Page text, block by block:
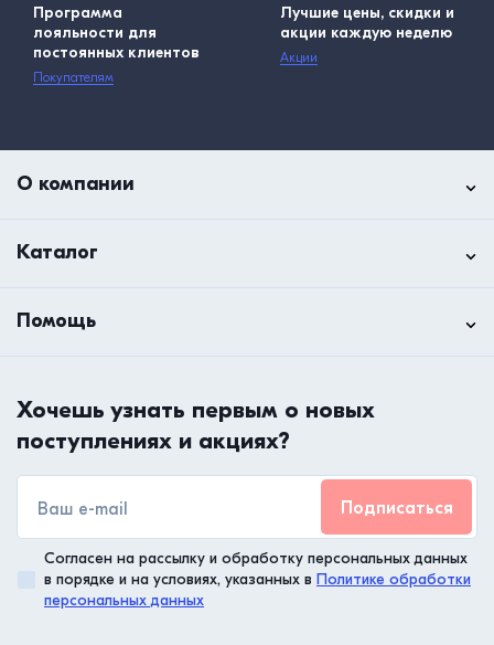
Программа
лояльности для
постоянных клиентов
Покупателям
Лучшие цены, скидки и
акции каждую неделю
Акции
О компании
Каталог
Помощь
Хочешь узнать первым о новых
поступлениях и акциях?
Подписаться
Согласен на рассылку и обработку персональных данных
в порядке и на условиях, указанных в Политике обработки
персональных данных